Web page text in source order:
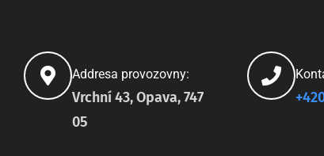
Addresa provozovny:
Vrchní 43, Opava, 747
05